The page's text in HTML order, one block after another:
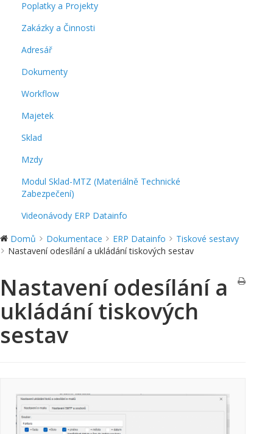
Poplatky a Projekty
Zakázky a Činnosti
Adresář
Dokumenty
Workflow
Majetek
Sklad
Mzdy
Modul Sklad-MTZ (Materiálně Technické
Zabezpečení)
Videonávody ERP Datainfo
Domů
Dokumentace ERP Datainfo
Tiskové sestavy
Nastavení odesílání a ukládání tiskových sestav
Nastavení odesílání a
ukládání tiskových
sestav